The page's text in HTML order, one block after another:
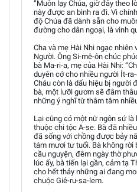
“Muôn lạy Chúa, giờ đây theo
này được an bình ra đi. Vì
độ Chúa đã dành sẵn cho
đường cho dân ngoại, là vinh
Cha và mẹ Hài Nhi ngạc
Người. Ông Si-mê-ôn chúc
bà Ma-ri-a, mẹ của Hài Nhi:
duyên cớ cho nhiều người Ít-
Cháu còn là dấu hiệu bị người
bà, một lưỡi gươm sẽ đâm
những ý nghĩ từ thâm tâm
Lại cũng có một nữ ngôn sứ là
thuộc chi tộc A-se. Bà đã
đã sống với chồng được bảy
tám mươi tư tuổi. Bà không rời
cầu nguyện, đêm ngày thờ
lúc ấy, bà tiến lại gần, cảm tạ
cho hết thảy những ai đang
chuộc Giê-ru-sa-lem.